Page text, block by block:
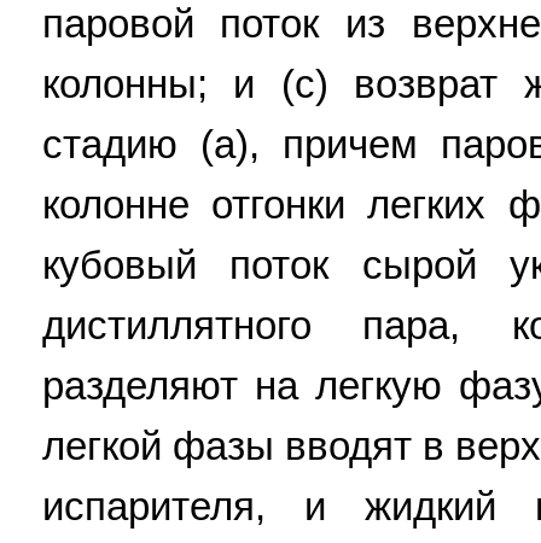
паровой поток из
колонны; и (c) возврат
стадию (а), причем
колонне отгонки легких
кубовый поток сырой
дистиллятного пара,
разделяют на легкую
легкой фазы вводят в
испарителя, и жидкий